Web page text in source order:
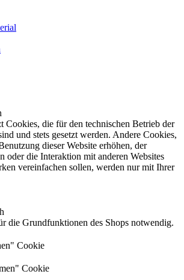
Cookies, die für den technischen Betrieb der
und stets gesetzt werden. Andere Cookies,
dieser Website erhöhen, der
oder die Interaktion mit anderen Websites
vereinfachen sollen, werden nur mit Ihrer
die Grundfunktionen des Shops notwendig.
Cookie
Cookie